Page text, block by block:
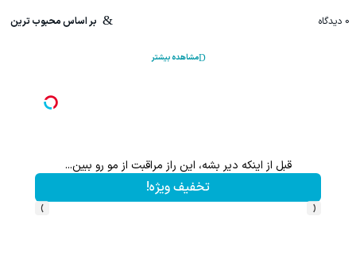
0 دیدگاه بر اساس محبوب ترین
مشاهده بیشتر
قبل از اینکه دیر بشه، این راز مراقبت از مو رو ببین...
تخفیف ویژه!
‹
›